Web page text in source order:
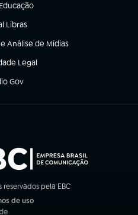
nova aba)
Libras
em nova aba)
Análise de Mídias
Legal
nova aba)
Gov
em nova aba)
reservados pela EBC
de uso
em nova aba)